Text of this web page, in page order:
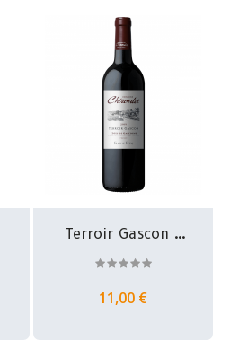
Terroir Gascon -
11,00 €